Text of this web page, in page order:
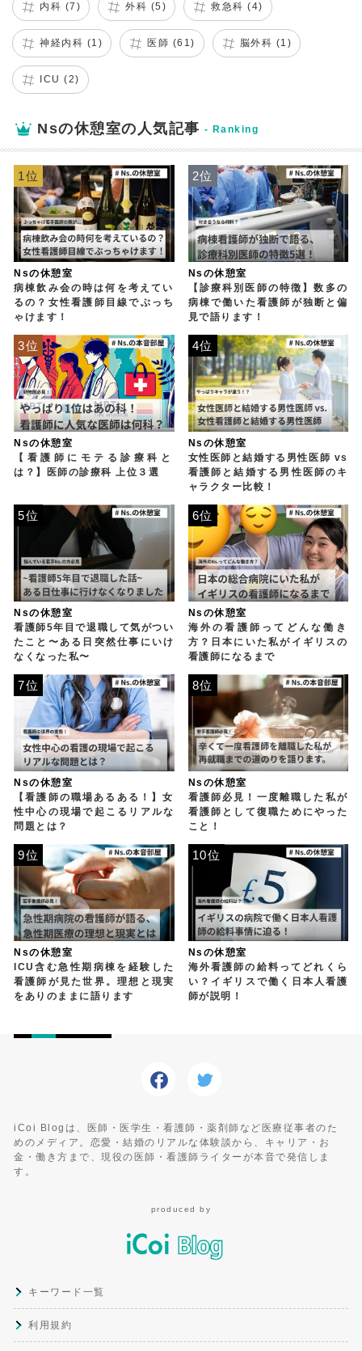
内科 (7) 外科 (5) 救急科 (4)
神経内科 (1) 医師 (61) 脳外科 (1)
ICU (2)
Nsの休憩室の人気記事
Nsの休憩室
病棟飲み会の時は何を考えてい
るの？女性看護師目線でぶっち
ゃけます！
1位
Nsの休憩室
【診療科別医師の特徴】数多の
病棟で働いた看護師が独断と偏
見で語ります！
2位
Nsの休憩室
【看護師にモテる診療科と
は？】医師の診療科 上位３選
3位
Nsの休憩室
女性医師と結婚する男性医師 vs
看護師と結婚する男性医師のキ
ャラクター比較！
4位
Nsの休憩室
看護師5年目で退職して気がつい
たこと〜ある日突然仕事にいけ
なくなった私〜
5位
Nsの休憩室
海外の看護師ってどんな働き
方？日本にいた私がイギリスの
看護師になるまで
6位
Nsの休憩室
【看護師の職場あるある！】女
性中心の現場で起こるリアルな
問題とは？
7位
Nsの休憩室
看護師必見！一度離職した私が
看護師として復職ためにやった
こと！
8位
Nsの休憩室
ICU含む急性期病棟を経験した
看護師が見た世界。理想と現実
をありのままに語ります
9位
Nsの休憩室
海外看護師の給料ってどれくら
い？イギリスで働く日本人看護
師が説明！
10位
iCoi Blogは、医師・医学生・看護師・薬剤師など医療従事者のた
めのメディア。恋愛・結婚のリアルな体験談から、キャリア・お
金・働き方まで、現役の医師・看護師ライターが本音で発信しま
す。
produced by
キーワード一覧
利用規約